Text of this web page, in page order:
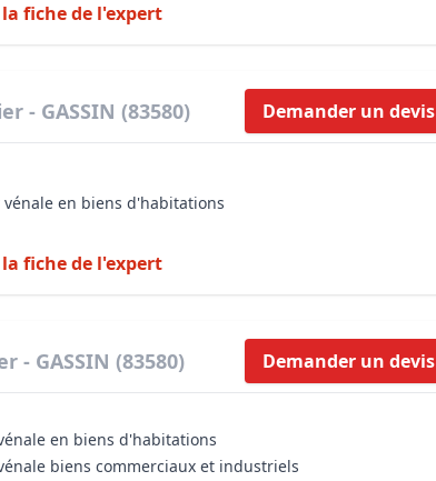
fiche de l'expert
- GASSIN (83580) Demander un devis
en biens d'habitations
fiche de l'expert
- GASSIN (83580) Demander un devis
en biens d'habitations
biens commerciaux et industriels